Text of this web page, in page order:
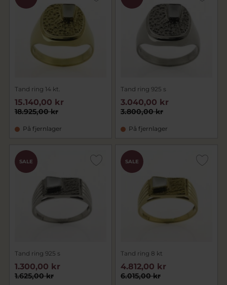
Tand ring 14 kt.
18.925,00 kr
15.140,00 kr
På fjernlager
Tand ring 925 s
3.800,00 kr
3.040,00 kr
På fjernlager
SALE
Tand ring 925 s
1.625,00 kr
1.300,00 kr
SALE
Tand ring 8 kt
6.015,00 kr
4.812,00 kr